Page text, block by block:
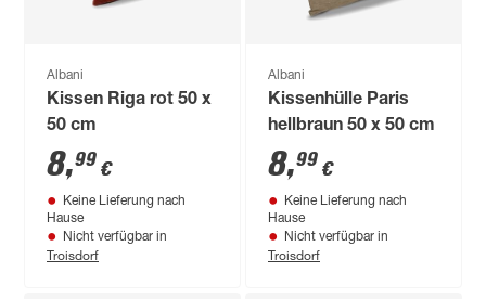
Albani
Kissen Riga rot 50 x
50 cm
8,99 €
Keine Lieferung nach
Hause
Nicht verfügbar in
Troisdorf
Albani
Kissenhülle Paris
hellbraun 50 x 50 cm
8,99 €
Keine Lieferung nach
Hause
Nicht verfügbar in
Troisdorf